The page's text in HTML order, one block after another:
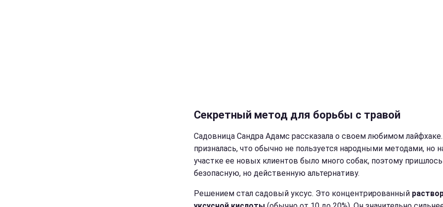
Секретный метод для борьбы с травой
Садовница Сандра Адамс рассказала о своем любимом
призналась, что обычно не пользуется народными методами, но
участке ее новых клиентов было много собак, поэтому
безопасную, но действенную альтернативу.
Решением стал садовый уксус. Это концентрированный